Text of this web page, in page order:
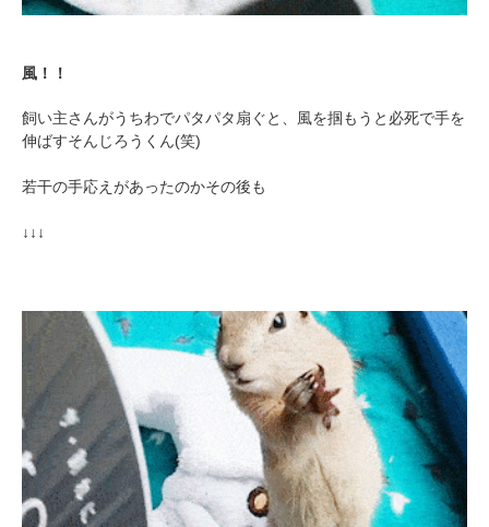
風！！
飼い主さんがうちわでパタパタ扇ぐと、風を掴もうと必死で手を
伸ばすそんじろうくん(笑)
若干の手応えがあったのかその後も
↓↓↓